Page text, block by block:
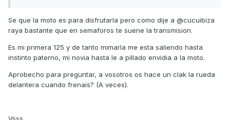
Se que la moto es para disfrutarla pero como dije a @cucuibiza
raya bastante que en semaforos te suene la transmision.
Es mi primera 125 y de tanto mimarla me esta saliendo hasta
instinto paterno, mi novia hasta le a pillado envidia a la moto.
Aprobecho para preguntar, a vosotros os hace un clak la rueda
delantera cuando frenais? (A veces).